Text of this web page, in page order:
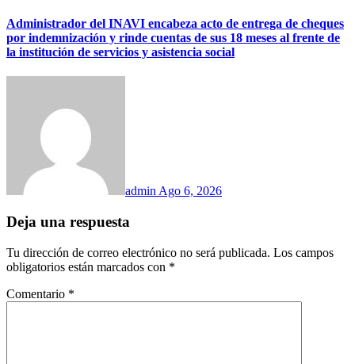
Administrador del INAVI encabeza acto de entrega de cheques
por indemnización y rinde cuentas de sus 18 meses al frente de
la institución de servicios y asistencia social
admin Ago 6, 2026
Deja una respuesta
Tu dirección de correo electrónico no será publicada. Los campos
obligatorios están marcados con *
Comentario *